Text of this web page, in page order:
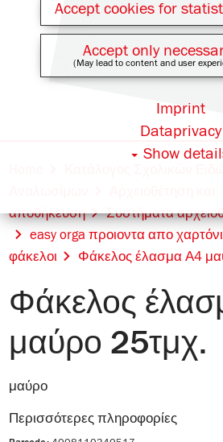
αποθήκευση
Συστήματα
easy orga προιοντα απο χαρτόνι
φάκελοι
Φάκελος έλασμα Α4
Φάκελος
μαύρο 25τμχ.
μαύρο
Περισσότερες πληροφορίες
Accept cookies for
Accept only
(May lead to content and user
Show
Dataprivacy
Imprint